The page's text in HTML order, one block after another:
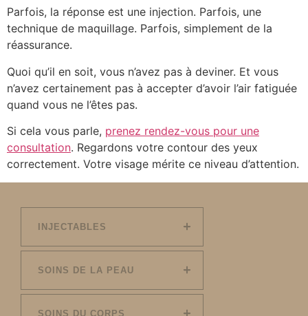
Parfois, la réponse est une injection. Parfois, une
technique de maquillage. Parfois, simplement de la
réassurance.
Quoi qu’il en soit, vous n’avez pas à deviner. Et vous
n’avez certainement pas à accepter d’avoir l’air fatiguée
quand vous ne l’êtes pas.
Si cela vous parle, prenez rendez-vous pour une
consultation. Regardons votre contour des yeux
correctement. Votre visage mérite ce niveau d’attention.
INJECTABLES
SOINS DE LA PEAU
SOINS DU CORPS